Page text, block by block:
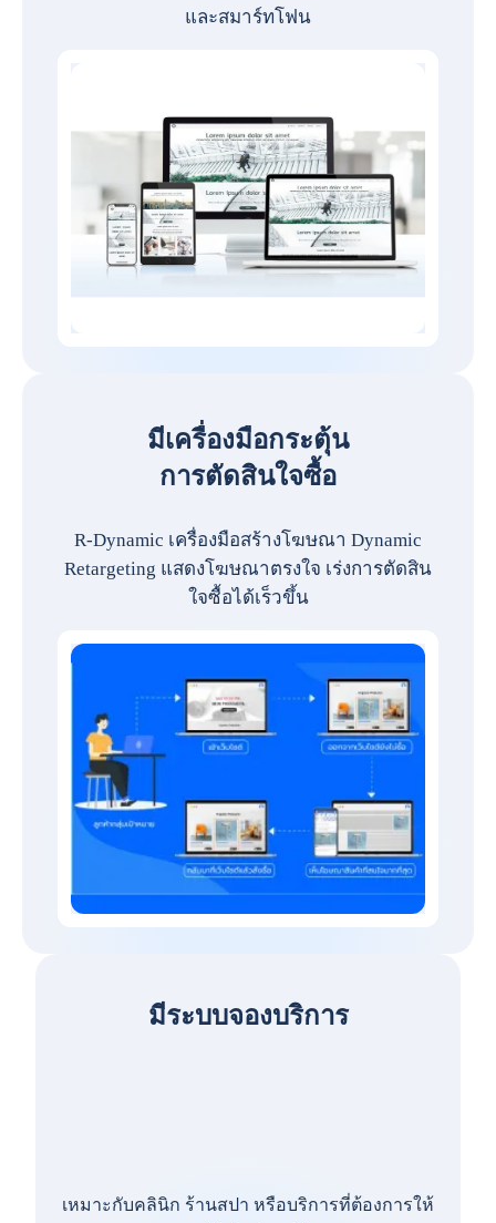
และสมาร์ทโฟน
มีเครื่องมือกระตุ้น
การตัดสินใจซื้อ
R-Dynamic เครื่องมือสร้างโฆษณา Dynamic
Retargeting แสดงโฆษณาตรงใจ เร่งการตัดสิน
ใจซื้อได้เร็วขึ้น
มีระบบจองบริการ
เหมาะกับคลินิก ร้านสปา หรือบริการที่ต้องการให้